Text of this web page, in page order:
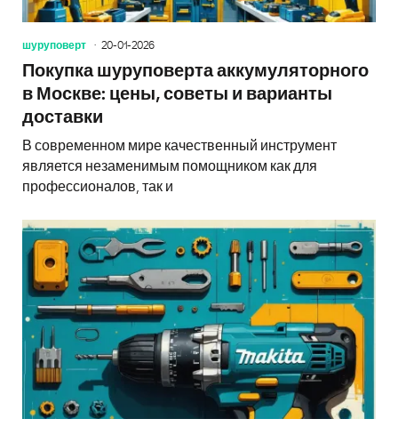
шуруповерт 20-01-2026
Покупка шуруповерта аккумуляторного
в Москве: цены, советы и варианты
доставки
В современном мире качественный инструмент
является незаменимым помощником как для
профессионалов, так и